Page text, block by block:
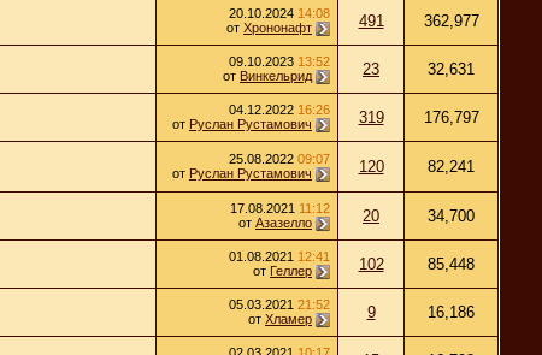
20.10.2024 14:08
от Хрононафт 491 362,977
09.10.2023 13:52
от Винкельрид 23 32,631
04.12.2022 16:26
от Руслан Рустамович 319 176,797
25.08.2022 09:07
от Руслан Рустамович 120 82,241
17.08.2021 11:12
от Азазелло 20 34,700
01.08.2021 12:41
от Геллер 102 85,448
05.03.2021 21:52
от Хламер 9 16,186
02.03.2021 10:17